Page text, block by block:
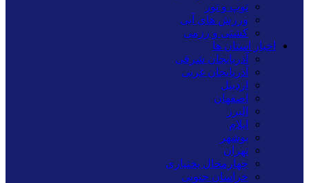
توپ و تور
ورزش های آبی
کشتی و رزمی
اخبار استان ها
آذربایجان شرقی
آذربایجان غربی
اردبیل
اصفهان
البرز
ایلام
بوشهر
تهران
چهارمحال بختیاری
خراسان جنوبی